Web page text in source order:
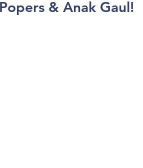
& Anak Gaul!